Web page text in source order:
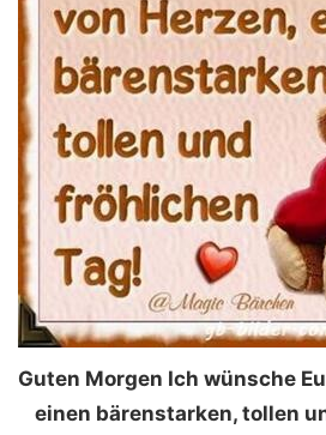
Guten Morgen Ich wünsche
einen bärenstarken, tollen